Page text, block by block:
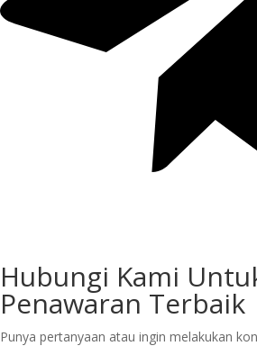
Hubungi Kami
Penawaran Terbaik
Punya pertanyaan atau ingin melakukan